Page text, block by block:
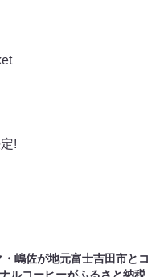
!
嶋佐が地元富士吉田市とコ